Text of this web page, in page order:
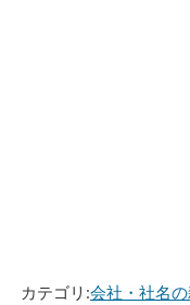
カテゴリ:会社・社名